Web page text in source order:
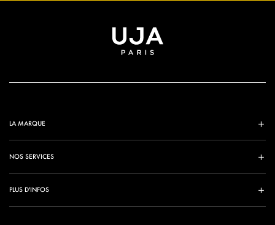
LA MARQUE
NOS SERVICES
PLUS D'INFOS